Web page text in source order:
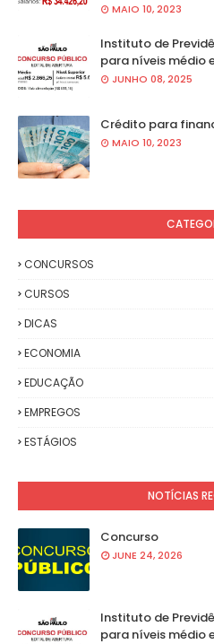
MAIO 10, 2023
Instituto de
para níveis médio
JUNHO 08, 2025
Crédito para
MAIO 10, 2023
CONCURSOS
CURSOS
DICAS
ECONOMIA
EDUCAÇÃO
EMPREGOS
ESTÁGIOS
NOTÍCIAS
Concurso
JUNE 24, 2026
Instituto de
para níveis médio